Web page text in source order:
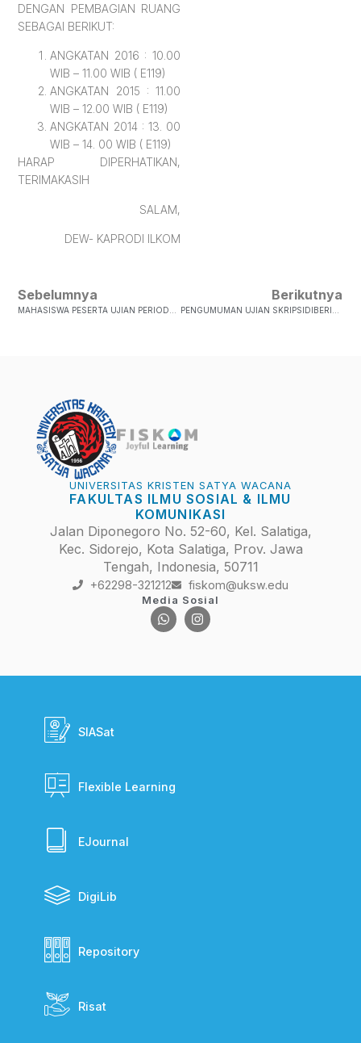
DENGAN PEMBAGIAN RUANG
SEBAGAI BERIKUT:
ANGKATAN 2016 : 10.00
WIB – 11.00 WIB ( E119)
ANGKATAN 2015 : 11.00
WIB – 12.00 WIB ( E119)
ANGKATAN 2014 : 13. 00
WIB – 14. 00 WIB ( E119)
HARAP DIPERHATIKAN,
TERIMAKASIH
SALAM,
DEW- KAPRODI ILKOM
Sebelumnya Berikutnya
UNIVERSITAS KRISTEN SATYA WACANA
FAKULTAS ILMU SOSIAL & ILMU
KOMUNIKASI
Jalan Diponegoro No. 52-60, Kel. Salatiga,
Kec. Sidorejo, Kota Salatiga, Prov. Jawa
Tengah, Indonesia, 50711
+62298-321212 fiskom@uksw.edu
Media Sosial
SIASat
Flexible Learning
EJournal
DigiLib
Repository
Risat